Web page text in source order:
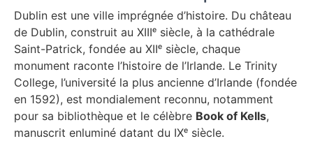
Dublin est une ville imprégnée d’histoire. Du château
de Dublin, construit au XIIIᵉ siècle, à la cathédrale
Saint-Patrick, fondée au XIIᵉ siècle, chaque
monument raconte l’histoire de l’Irlande. Le Trinity
College, l’université la plus ancienne d’Irlande (fondée
en 1592), est mondialement reconnu, notamment
pour sa bibliothèque et le célèbre Book of Kells,
manuscrit enluminé datant du IXᵉ siècle.